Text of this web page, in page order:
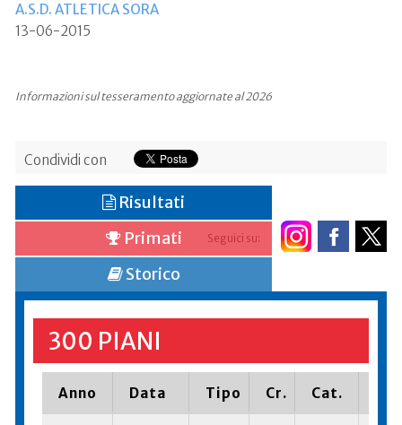
A.S.D. ATLETICA SORA
13-06-2015
Informazioni sul tesseramento aggiornate al 2026
Condividi con
Seguici su:
Risultati
Primati
Storico
300 PIANI
Anno Data Tipo Cr. Cat.